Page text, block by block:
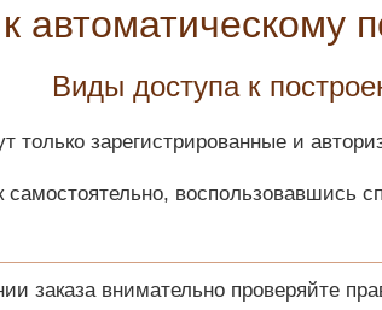
автоматическому
Виды доступа к
только зарегистрированные и
самостоятельно,
заказа внимательно проверяйте